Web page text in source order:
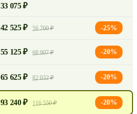
33 075 ₽
42 525 ₽ 56 700 ₽ -25%
55 125 ₽ 68 907 ₽ -20%
65 625 ₽ 82 032 ₽ -20%
93 240 ₽ 116 550 ₽ -20%